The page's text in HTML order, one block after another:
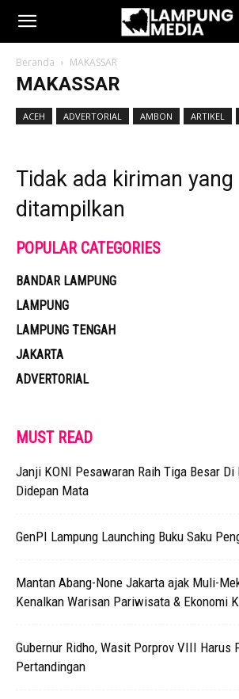
Beranda MAKASSAR
MAKASSAR
ACEH ADVERTORIAL AMBON ARTIKEL
Tidak ada kiriman yang
ditampilkan
POPULAR CATEGORIES
BANDAR LAMPUNG
LAMPUNG
LAMPUNG TENGAH
JAKARTA
ADVERTORIAL
MUST READ
Janji KONI Pesawaran Raih Tiga Besar Di
Didepan Mata
GenPI Lampung Launching Buku Saku
Mantan Abang-None Jakarta ajak Muli-
Kenalkan Warisan Pariwisata & Ekonomi
Gubernur Ridho, Wasit Porprov VIII Harus
Pertandingan